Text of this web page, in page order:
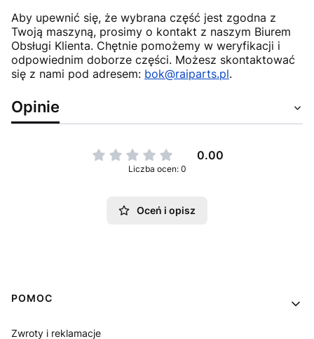
Aby upewnić się, że wybrana część jest zgodna z
Twoją maszyną, prosimy o kontakt z naszym Biurem
Obsługi Klienta. Chętnie pomożemy w weryfikacji i
odpowiednim doborze części. Możesz skontaktować
się z nami pod adresem: bok@raiparts.pl.
Opinie
0.00
Liczba ocen: 0
Oceń i opisz
Linki w stopce
POMOC
Zwroty i reklamacje